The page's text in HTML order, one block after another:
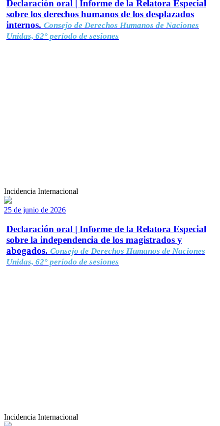
Declaración oral | Informe de la Relatora Especial
sobre los derechos humanos de los desplazados
internos. Consejo de Derechos Humanos de Naciones
Unidas, 62° período de sesiones
Incidencia Internacional
25 de junio de 2026
Declaración oral | Informe de la Relatora Especial
sobre la independencia de los magistrados y
abogados. Consejo de Derechos Humanos de Naciones
Unidas, 62° período de sesiones
Incidencia Internacional